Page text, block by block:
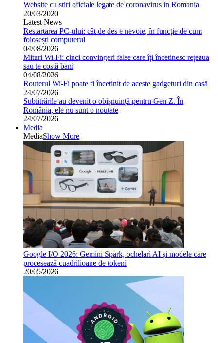
Website cu stiri oficiale legate de coronavirus in Romania
20/03/2020
Latest News
Restartarea PC-ului: cât de des e nevoie, în funcție de cum
folosești computerul
04/08/2026
Mituri Wi-Fi: cinci convingeri false care îți încetinesc rețeaua
sau te costă bani
04/08/2026
Routerul Wi-Fi poate fi încetinit de aceste gadgeturi din casă
24/07/2026
Subtitrările au devenit o obișnuință pentru Gen Z. În
România, ele nu sunt o noutate
24/07/2026
Media
MediaShow More
Google I/O 2026: Gemini Spark, ochelari AI și modele care
procesează cuadrilioane de tokeni
20/05/2026